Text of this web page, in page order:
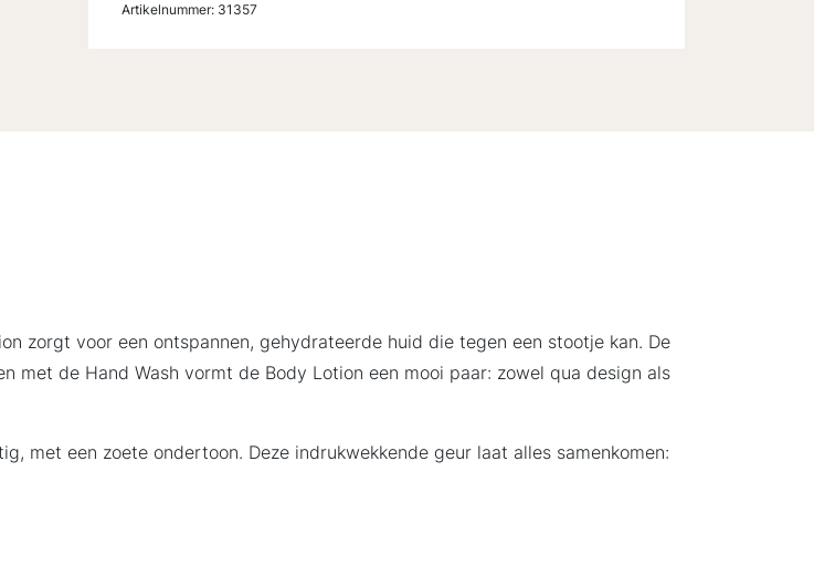
Artikelnummer: 31357
zorgt voor een ontspannen, gehydrateerde huid die tegen een stootje kan. De
met de Hand Wash vormt de Body Lotion een mooi paar: zowel qua design als
met een zoete ondertoon. Deze indrukwekkende geur laat alles samenkomen: